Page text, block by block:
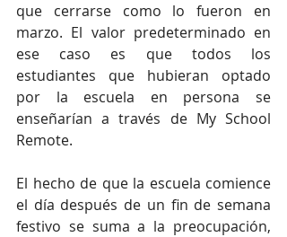
que cerrarse como lo fueron en
marzo. El valor predeterminado en
ese caso es que todos los
estudiantes que hubieran optado
por la escuela en persona se
enseñarían a través de My School
Remote.
El hecho de que la escuela comience
el día después de un fin de semana
festivo se suma a la preocupación,